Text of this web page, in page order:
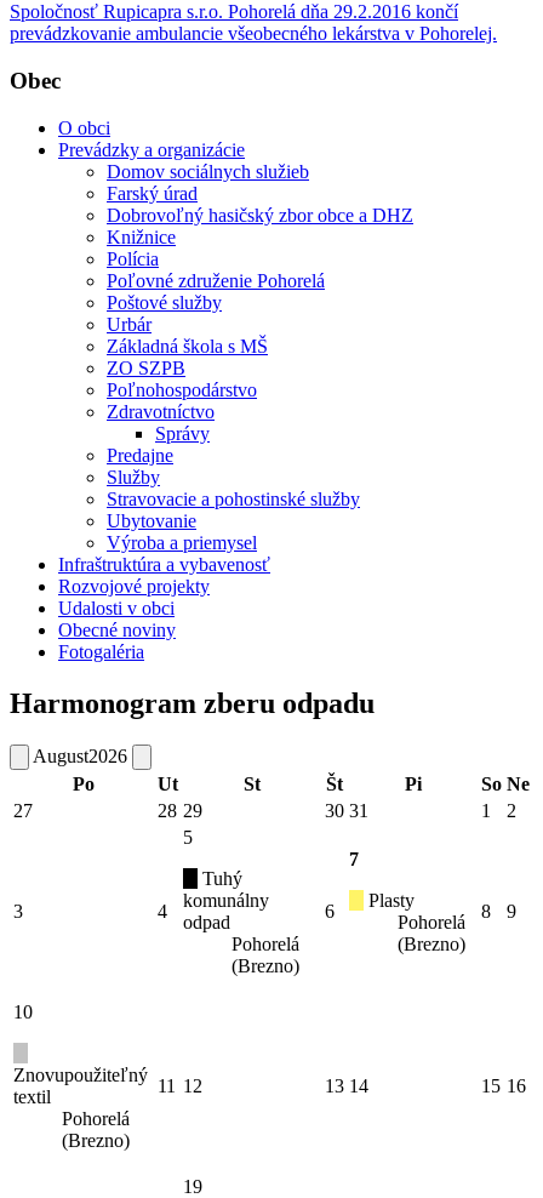
Spoločnosť Rupicapra s.r.o. Pohorelá dňa 29.2.2016 končí
prevádzkovanie ambulancie všeobecného lekárstva v Pohorelej.
Obec
O obci
Prevádzky a organizácie
Domov sociálnych služieb
Farský úrad
Dobrovoľný hasičský zbor obce a DHZ
Knižnice
Polícia
Poľovné združenie Pohorelá
Poštové služby
Urbár
Základná škola s MŠ
ZO SZPB
Poľnohospodárstvo
Zdravotníctvo
Správy
Predajne
Služby
Stravovacie a pohostinské služby
Ubytovanie
Výroba a priemysel
Infraštruktúra a vybavenosť
Rozvojové projekty
Udalosti v obci
Obecné noviny
Fotogaléria
Harmonogram zberu odpadu
August2026
Po
Ut St Št Pi So Ne
27
28 29 30 31 1 2
3 4
5
Tuhý
komunálny
odpad
Pohorelá
(Brezno)
6
7
Plasty
Pohorelá
(Brezno)
8 9
10
Znovupoužiteľný
textil
Pohorelá
(Brezno)
11 12 13 14 15 16
19